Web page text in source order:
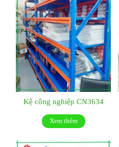
Kệ công nghiệp CN3634
Xem thêm